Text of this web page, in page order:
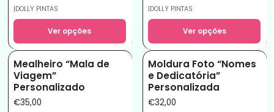
|DOLLY PINTAS
Ver opções
|DOLLY PINTAS
Ver opções
Mealheiro “Mala de
Viagem”
Personalizado
€35,00
Moldura Foto “Nomes
e Dedicatória”
Personalizada
€32,00